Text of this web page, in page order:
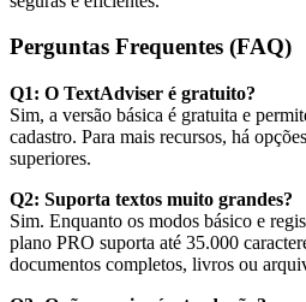
Perguntas Frequentes (FAQ)
Q1: O TextAdviser é gratuito?
Sim, a versão básica é gratuita e
cadastro. Para mais recursos, há
superiores.
Q2: Suporta textos muito grandes?
Sim. Enquanto os modos básico e
plano PRO suporta até 35.000
documentos completos, livros ou